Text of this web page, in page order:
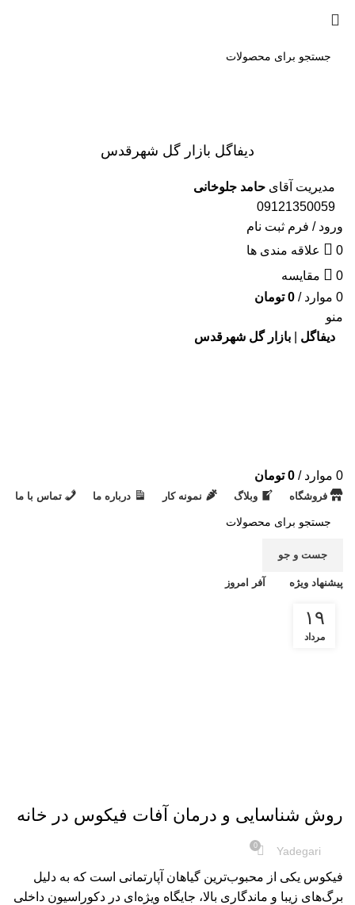
دیفاگل بازار گل شهرقدس
مدیریت آقای حامد جلوخانی
09121350059
ورود / فرم ثبت نام
0
علاقه مندی ها
0
مقایسه
0 موارد /
0 تومان
منو
دیفاگل
بازار گل شهرقدس
0 موارد /
0 تومان
فروشگاه وبلاگ نمونه کار درباره ما تماس با ما
جست و جو
پیشنهاد ویژه آفر امروز
۱۹
مرداد
روش شناسایی و درمان آفات فیکوس در خانه
Yadegari
0
فیکوس یکی از محبوب‌ترین گیاهان آپارتمانی است که به دلیل
برگ‌های زیبا و ماندگاری بالا، جایگاه ویژه‌ای در دکوراسیون داخلی